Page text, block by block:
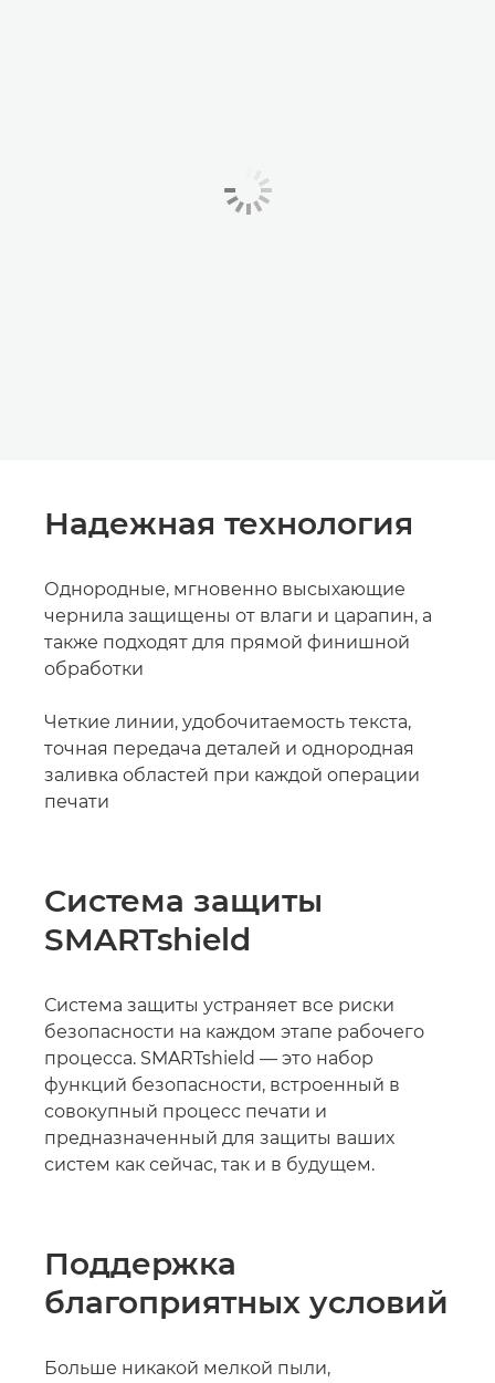
Надежная технология
Однородные, мгновенно высыхающие
чернила защищены от влаги и царапин, а
также подходят для прямой финишной
обработки
Четкие линии, удобочитаемость текста,
точная передача деталей и однородная
заливка областей при каждой операции
печати
Система защиты
SMARTshield
Система защиты устраняет все риски
безопасности на каждом этапе рабочего
процесса. SMARTshield — это набор
функций безопасности, встроенный в
совокупный процесс печати и
предназначенный для защиты ваших
систем как сейчас, так и в будущем.
Поддержка
благоприятных условий
Больше никакой мелкой пыли,